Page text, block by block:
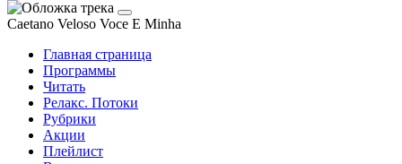
Caetano Veloso Voce E Minha
Главная страница
Программы
Читать
Релакс. Потоки
Рубрики
Акции
Плейлист